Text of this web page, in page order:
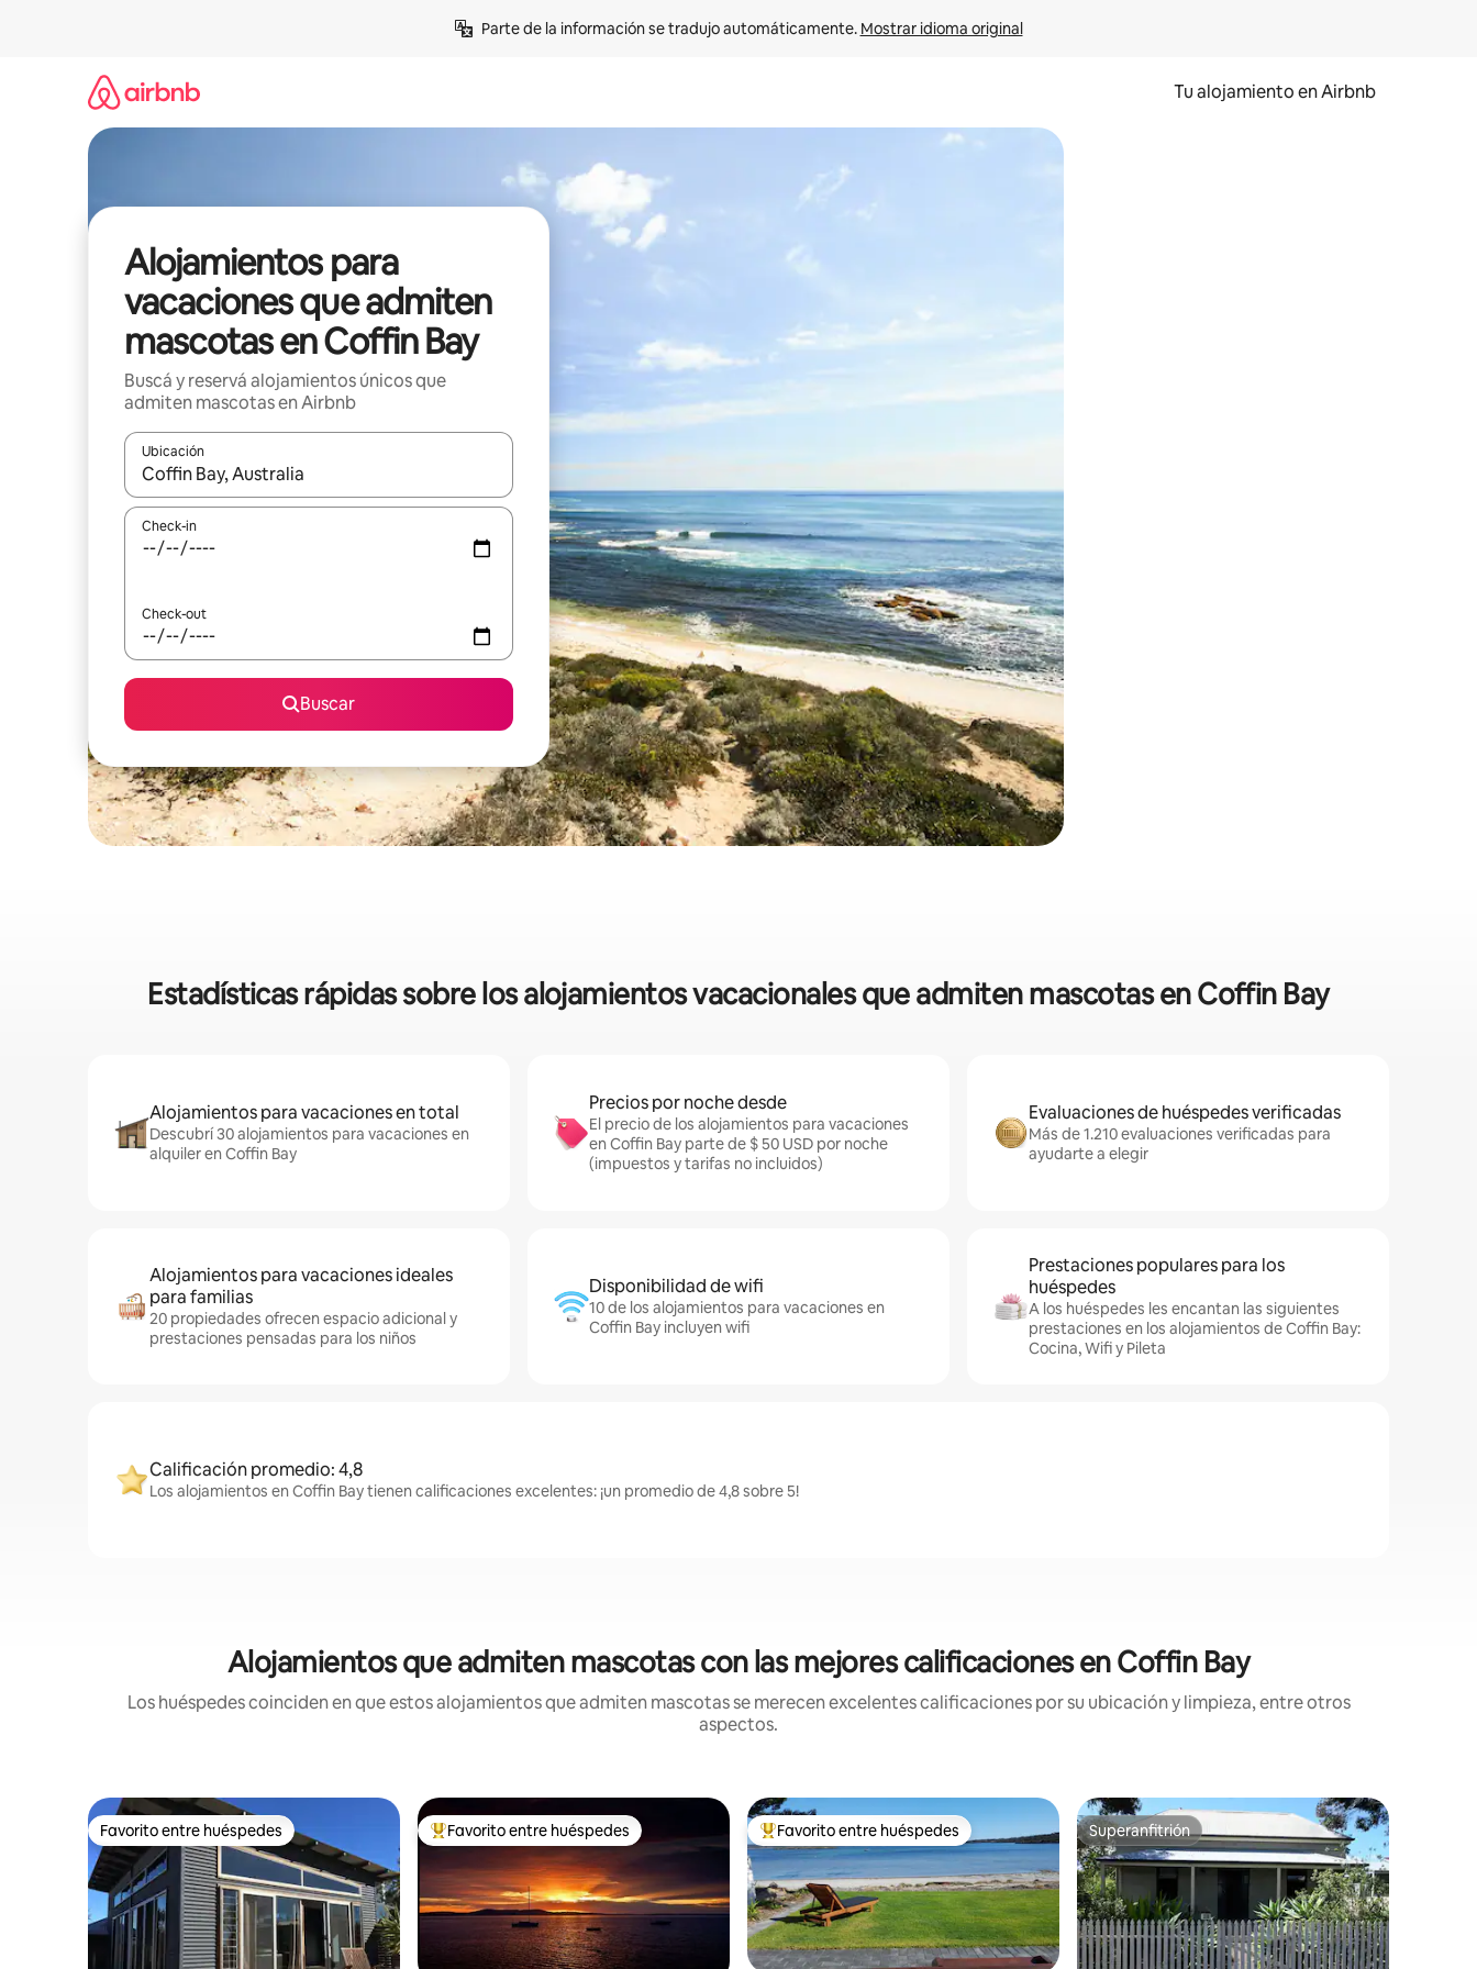
Parte de la información se tradujo automáticamente. Mostrar idioma original
Tu alojamiento en Airbnb
Alojamientos para
vacaciones que admiten
mascotas en Coffin Bay
Buscá y reservá alojamientos únicos que
admiten mascotas en Airbnb
Ubicación
Cuando los resultados estén disponibles, navegá con las teclas de flecha hacia arriba y hacia abajo o explorá deslizando el dedo.
Check-in
Check-out
Buscar
Estadísticas rápidas sobre los alojamientos vacacionales que admiten mascotas en Coffin Bay
Alojamientos para vacaciones en total
Descubrí 30 alojamientos para vacaciones en
alquiler en Coffin Bay
Precios por noche desde
El precio de los alojamientos para vacaciones
en Coffin Bay parte de $ 50 USD por noche
(impuestos y tarifas no incluidos)
Evaluaciones de huéspedes verificadas
Más de 1.210 evaluaciones verificadas para
ayudarte a elegir
Alojamientos para vacaciones ideales
para familias
20 propiedades ofrecen espacio adicional y
prestaciones pensadas para los niños
Disponibilidad de wifi
10 de los alojamientos para vacaciones en
Coffin Bay incluyen wifi
Prestaciones populares para los
huéspedes
A los huéspedes les encantan las siguientes
prestaciones en los alojamientos de Coffin Bay:
Cocina, Wifi y Pileta
Calificación promedio: 4,8
Los alojamientos en Coffin Bay tienen calificaciones excelentes: ¡un promedio de 4,8 sobre 5!
Alojamientos que admiten mascotas con las mejores calificaciones en Coffin Bay
Los huéspedes coinciden en que estos alojamientos que admiten mascotas se merecen excelentes calificaciones por su ubicación y limpieza, entre otros
aspectos.
Favorito entre huéspedes
Favorito entre huéspedes Favorito entre los huéspedes más destacados
Favorito entre huéspedes Favorito entre los huéspedes más destacados
Favorito entre huéspedes Superanfitrión
Superanfitrión